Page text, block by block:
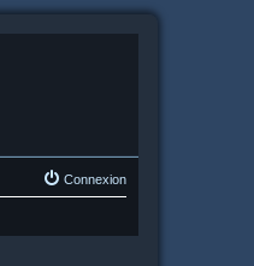
Connexion